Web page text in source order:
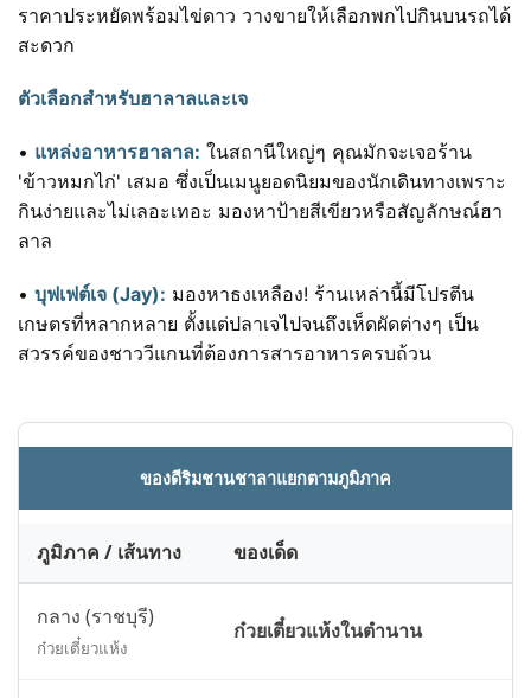
ราคาประหยัดพร้อมไข่ดาว วางขายให้เลือกพกไปกินบนรถได้
สะดวก
ตัวเลือกสำหรับฮาลาลและเจ
• แหล่งอาหารฮาลาล: ในสถานีใหญ่ๆ คุณมักจะเจอร้าน
'ข้าวหมกไก่' เสมอ ซึ่งเป็นเมนูยอดนิยมของนักเดินทางเพราะ
กินง่ายและไม่เลอะเทอะ มองหาป้ายสีเขียวหรือสัญลักษณ์ฮา
ลาล
• บุฟเฟต์เจ (Jay): มองหาธงเหลือง! ร้านเหล่านี้มีโปรตีน
เกษตรที่หลากหลาย ตั้งแต่ปลาเจไปจนถึงเห็ดผัดต่างๆ เป็น
สวรรค์ของชาววีแกนที่ต้องการสารอาหารครบถ้วน
ของดีริมชานชาลาแยกตามภูมิภาค
ภูมิภาค / เส้นทาง ของเด็ด
กลาง (ราชบุรี)
ก๋วยเตี๋ยวแห้ง
ก๋วยเตี๋ยวแห้งในตำนาน